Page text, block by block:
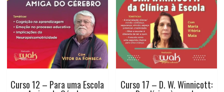
Curso 12 – Para uma Escola Curso 17 – D. W. Winnicott: